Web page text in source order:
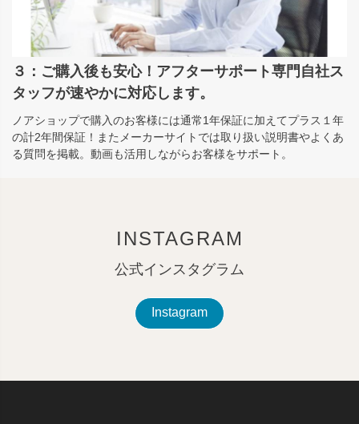
３：ご購入後も安心！アフターサポート専門自社ス
タッフが速やかに対応します。
ノアショップで購入のお客様には通常1年保証に加えてプラス１年
の計2年間保証！またメーカーサイトでは取り扱い説明書やよくあ
る質問を掲載。動画も活用しながらお客様をサポート。
INSTAGRAM
公式インスタグラム
Instagram